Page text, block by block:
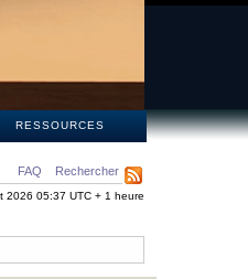
RESSOURCES
FAQ Rechercher
2026 05:37 UTC + 1 heure